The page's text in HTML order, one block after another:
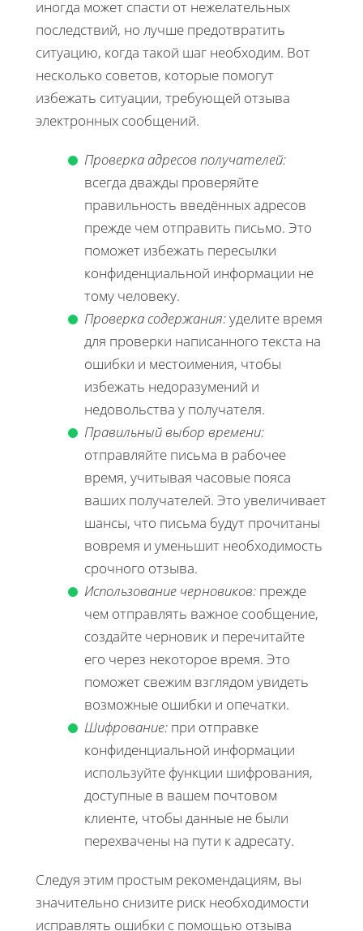
иногда может спасти от нежелательных
последствий, но лучше предотвратить
ситуацию, когда такой шаг необходим. Вот
несколько советов, которые помогут
избежать ситуации, требующей отзыва
электронных сообщений.
Проверка адресов получателей:
всегда дважды проверяйте
правильность введённых адресов
прежде чем отправить письмо. Это
поможет избежать пересылки
конфиденциальной информации не
тому человеку.
Проверка содержания:уделите время
для проверки написанного текста на
ошибки и местоимения, чтобы
избежать недоразумений и
недовольства у получателя.
Правильный выбор времени:
отправляйте письма в рабочее
время, учитывая часовые пояса
ваших получателей. Это увеличивает
шансы, что письма будут прочитаны
вовремя и уменьшит необходимость
срочного отзыва.
Использование черновиков: прежде
чем отправлять важное сообщение,
создайте черновик и перечитайте
его через некоторое время. Это
поможет свежим взглядом увидеть
возможные ошибки и опечатки.
Шифрование: при отправке
конфиденциальной информации
используйте функции шифрования,
доступные в вашем почтовом
клиенте, чтобы данные не были
перехвачены на пути к адресату.
Следуя этим простым рекомендациям, вы
значительно снизите риск необходимости
исправлять ошибки с помощью отзыва